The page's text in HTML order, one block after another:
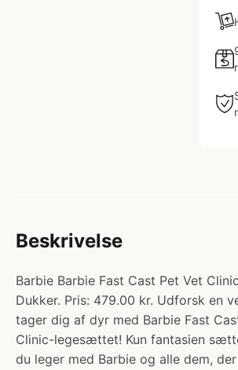
Beskrivelse
Barbie Barbie Fast Cast Pet Vet
Dukker. Pris: 479.00 kr. Udforsk en
tager dig af dyr med Barbie Fast
Clinic-legesættet! Kun fantasien
du leger med Barbie og alle dem,